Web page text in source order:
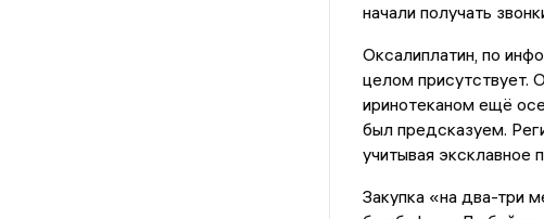
начали получать
Оксалиплатин, по
целом присутствует.
иринотеканом ещё
был предсказуем.
учитывая эксклавное
Закупка «на два-три